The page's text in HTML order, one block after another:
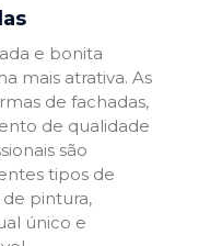
e bonita
mais atrativa. As
de fachadas,
de qualidade
são
tipos de
pintura,
único e